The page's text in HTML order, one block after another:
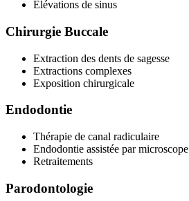
Élévations de sinus
Chirurgie Buccale
Extraction des dents de sagesse
Extractions complexes
Exposition chirurgicale
Endodontie
Thérapie de canal radiculaire
Endodontie assistée par microscope
Retraitements
Parodontologie